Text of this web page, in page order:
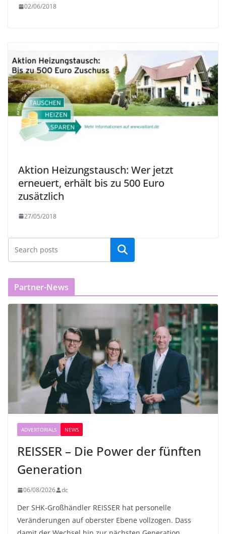
02/06/2018
Aktion Heizungstausch: Wer jetzt
erneuert, erhält bis zu 500 Euro
zusätzlich
27/05/2018
Partner-News
ADVERTORIALS NEWS
REISSER – Die Power der fünften
Generation
06/08/2026 dc
Der SHK-Großhändler REISSER hat personelle
Veränderungen auf oberster Ebene vollzogen. Dass